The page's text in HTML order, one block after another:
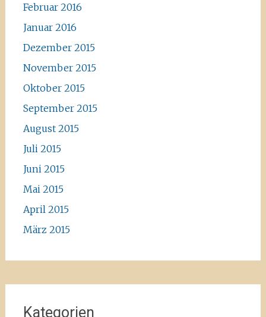
Februar 2016
Januar 2016
Dezember 2015
November 2015
Oktober 2015
September 2015
August 2015
Juli 2015
Juni 2015
Mai 2015
April 2015
März 2015
Kategorien